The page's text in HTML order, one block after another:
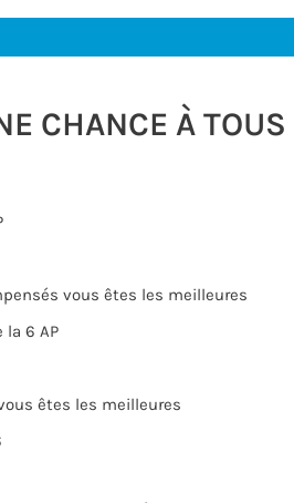
CHANCE À
vous êtes les meilleures
êtes les meilleures